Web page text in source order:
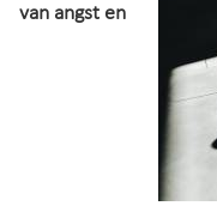
van angst en